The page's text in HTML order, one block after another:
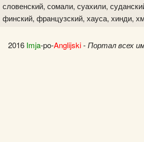
словенский, сомали, суахили,
финский, французский, хауса, хинди,
2016 Imja-po-Anglijski-Портал всех